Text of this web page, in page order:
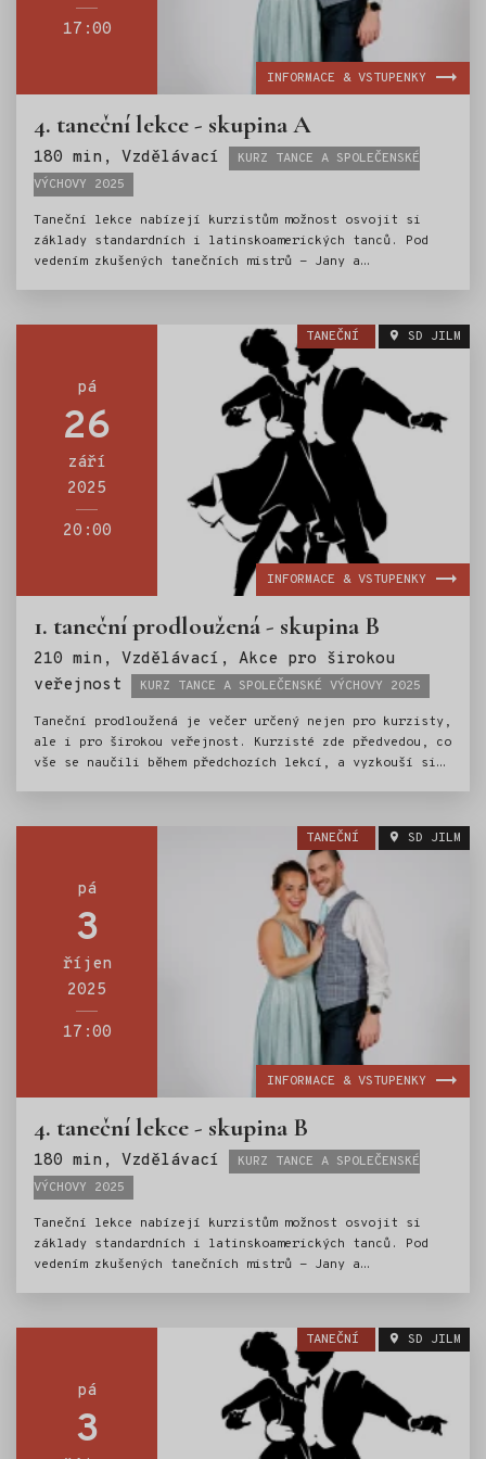
17:00
4. taneční lekce - skupina A
180 min, Vzdělávací Štítky:
KURZ TANCE A SPOLEČENSKÉ
VÝCHOVY 2025
Taneční lekce nabízejí kurzistům možnost osvojit si
základy standardních i latinskoamerických tanců. Pod
vedením zkušených tanečních mistrů - Jany a
součástí kurzu je i výuka základů společenského chování
a etiky.Kurz tance je tak ideální přípravou pro vstup
do světa společenských událostí.
INFORMACE & VSTUPENKY
pá
26
září
2025
20:00
TANEČNÍ SD JILM
1. taneční prodloužená - skupina B
210 min, Vzdělávací, Akce pro širokou
veřejnost
Štítky:
KURZ TANCE A SPOLEČENSKÉ VÝCHOVY 2025
Taneční prodloužená je večer určený nejen pro kurzisty,
ale i pro širokou veřejnost. Kurzisté zde předvedou, co
vše se naučili během předchozích lekcí, a vyzkouší si
doprovod se postarají Petr Hájek a Jakub Kuřík.
INFORMACE & VSTUPENKY
pá
3
říjen
2025
17:00
TANEČNÍ SD JILM
4. taneční lekce - skupina B
180 min, Vzdělávací Štítky:
KURZ TANCE A SPOLEČENSKÉ
VÝCHOVY 2025
Taneční lekce nabízejí kurzistům možnost osvojit si
základy standardních i latinskoamerických tanců. Pod
vedením zkušených tanečních mistrů - Jany a
součástí kurzu je i výuka základů společenského chování
a etiky.Kurz tance je tak ideální přípravou pro vstup
do světa společenských událostí.
INFORMACE & VSTUPENKY
pá
3
TANEČNÍ SD JILM